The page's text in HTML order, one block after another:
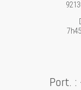
Port. :